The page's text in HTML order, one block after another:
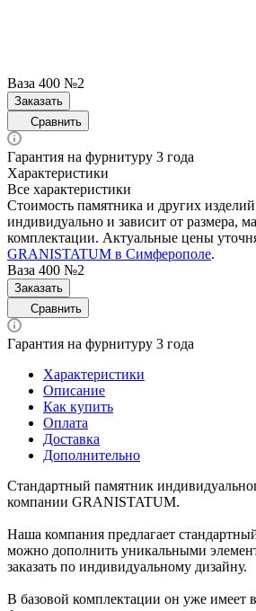
Ваза 400 №2
Заказать
Сравнить
Гарантия на фурнитуру 3 года
Характеристики
Все характеристики
Стоимость памятника и других изделий
индивидуально и зависит от размера,
комплектации. Актуальные цены
GRANISTATUM в Симферополе.
Ваза 400 №2
Заказать
Сравнить
Гарантия на фурнитуру 3 года
Характеристики
Описание
Как купить
Оплата
Доставка
Дополнительно
Стандартный памятник
компании GRANISTATUM.
Наша компания предлагает
можно дополнить уникальными
заказать по индивидуальному дизайну.
В базовой комплектации он уже имеет